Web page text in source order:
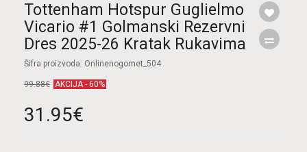
Tottenham Hotspur Guglielmo
Vicario #1 Golmanski Rezervni
Dres 2025-26 Kratak Rukavima
Šifra proizvoda: Onlinenogomet_504
99.88€ AKCIJA - 60%
31.95€